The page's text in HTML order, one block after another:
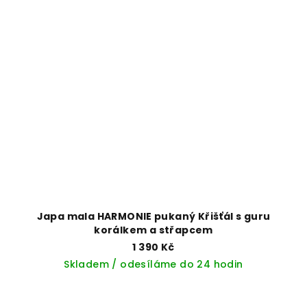
Japa mala HARMONIE pukaný Křišťál s guru
korálkem a střapcem
1 390 Kč
Skladem / odesíláme do 24 hodin